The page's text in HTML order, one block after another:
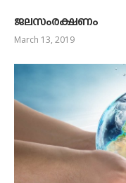
ജലസംരക്ഷണം
March 13, 2019